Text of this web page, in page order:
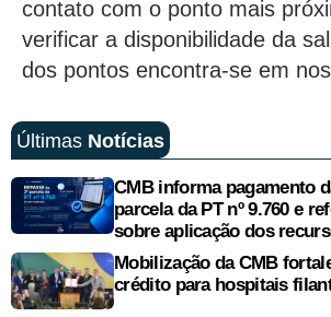
contato com o ponto mais
verificar a disponibilidade da
dos pontos encontra-se em
Últimas Notícias
CMB informa pagamento
parcela da PT nº 9.760 e
sobre aplicação dos
Mobilização da CMB
crédito para hospitais